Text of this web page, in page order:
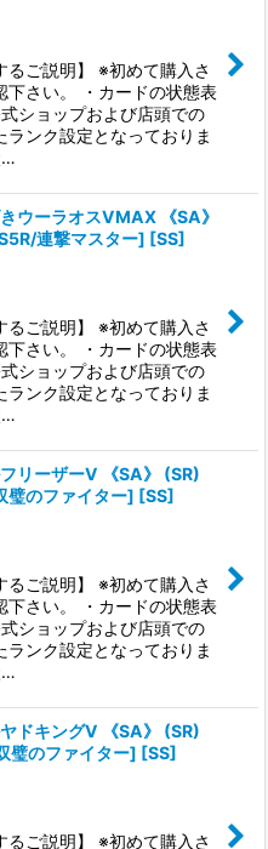
るご説明】 ※初めて購入さ
下さい。 ・カードの状態表
ショップおよび店頭での
ランク設定となっておりま
…
ウーラオスVMAX 《SA》
連撃マスター] [SS]
るご説明】 ※初めて購入さ
下さい。 ・カードの状態表
ショップおよび店頭での
ランク設定となっておりま
…
リーザーV 《SA》 (SR)
のファイター] [SS]
るご説明】 ※初めて購入さ
下さい。 ・カードの状態表
ショップおよび店頭での
ランク設定となっておりま
…
ドキングV 《SA》 (SR)
のファイター] [SS]
るご説明】 ※初めて購入さ